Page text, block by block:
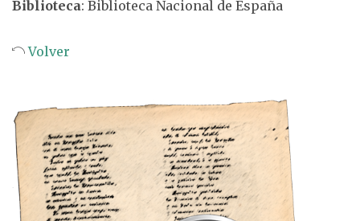
Biblioteca: Biblioteca Nacional de España
Volver